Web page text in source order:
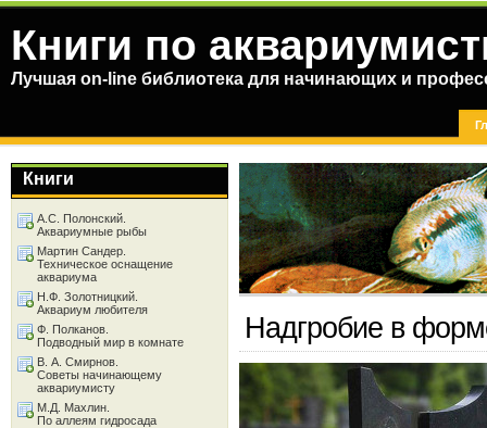
Книги по
Лучшая on-line библиотека для начинающих и
Надгробие в
Книги
А.С. Полонский.
Аквариумные рыбы
Мартин Сандер.
Техническое оснащение
аквариума
Н.Ф. Золотницкий.
Аквариум любителя
Ф. Полканов.
Подводный мир в комнате
В. А. Смирнов.
Советы начинающему
аквариумисту
М.Д. Махлин.
По аллеям гидросада